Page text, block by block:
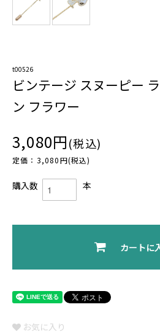
t00526
ビンテージ スヌーピー
ン フラワー
3,080円(税込)
定価：3,080円(税込)
購入数 本
カートに
お気に入り